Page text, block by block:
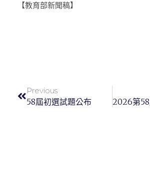
【教育部新聞稿】
Previous
58屆初選試題公布